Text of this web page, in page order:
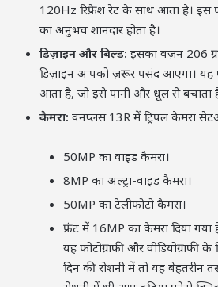
120Hz रिफ्रेश रेट के साथ आता है। इस
का अनुभव शानदार होता है।
डिज़ाइन और बिल्ड: इसका वज़न 206
डिज़ाइन आपको ज़रूर पसंद आएगा। यह
आता है, जो इसे पानी और धूल से बचाता
कैमरा: वनप्लस 13R में ट्रिपल कैमरा
50MP का वाइड कैमरा।
8MP का अल्ट्रा-वाइड कैमरा।
50MP का टेलीफोटो कैमरा।
फ्रंट में 16MP का कैमरा दिया गया
यह फोटोग्राफी और वीडियोग्राफी
दिन की रोशनी में तो यह बेहतरीन